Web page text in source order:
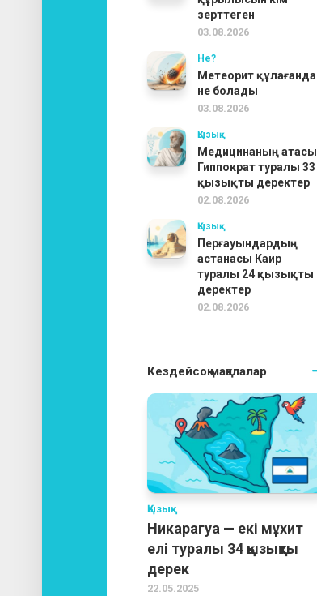
зерттеген
03.08.2026
Не?
Метеорит құлағанда
не болады
03.08.2026
Қызық
Медицинаның атасы
Гиппократ туралы 33
қызықты деректер
02.08.2026
Қызық
Перғауындардың
астанасы Каир
туралы 24 қызықты
деректер
02.08.2026
Кездейсоқ мақалалар
Қызық
Никарагуа — екі мұхит
елі туралы 34 қызықты
дерек
22.05.2025